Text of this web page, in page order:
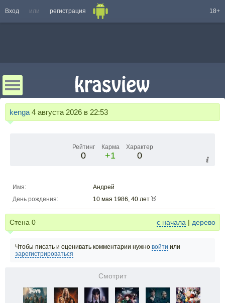
Вход или регистрация 18+
kenga 4 августа 2026 в 22:53
Рейтинг
0
Карма
+1
Характер
0
Имя:
Андрей
День рождения:
10 мая 1986, 40 лет
Стена 0 с начала | дерево
Чтобы писать и оценивать комментарии нужно войти или
зарегистрироваться
Смотрит